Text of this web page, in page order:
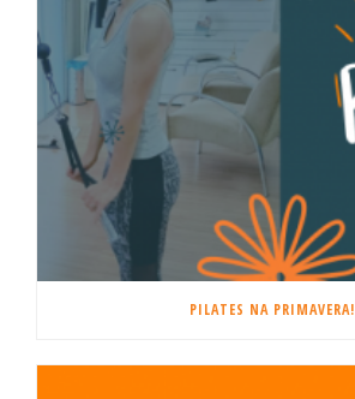
PILATES NA PRIMAVERA!